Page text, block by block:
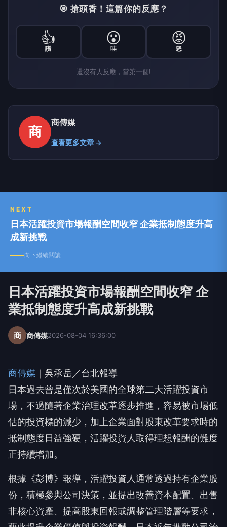
🎯 搶頭香！這篇你的反應？
👍
讚
😮
哇
😡
怒
還沒有人反應，當第一個!
商
商傳媒
查看更多文章 →
NEXT
日本活躍投資市場報酬空間收窄 企業抵制態度升高
成新挑戰
向下繼續閱讀
日本活躍投資市場報酬空間收窄 企
業抵制態度升高成新挑戰
商 商傳媒2026-08-04 16:36:00
商傳媒 ｜吳承岳／台北報導
日本過去曾是僅次於美國的全球第二大活躍投資市
場，不過隨著企業治理改革逐步推進，容易被市場低
估的投資標的減少，加上企業面對股東改革要求時的
抵制態度日益強硬，活躍投資人取得理想報酬的難度
正持續增加。
根據《彭博》報導，活躍投資人通常透過持有企業股
份，積極參與公司決策，並提出改善資本配置、出售
非核心資產、提高股東回報或調整管理階層等要求，